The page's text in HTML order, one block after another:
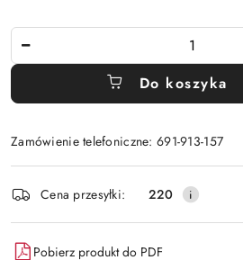
Do koszyka
Zamówienie telefoniczne: 691-913-157
Wyślij
i
dostawa
Cena przesyłki: 220
Pobierz produkt do PDF